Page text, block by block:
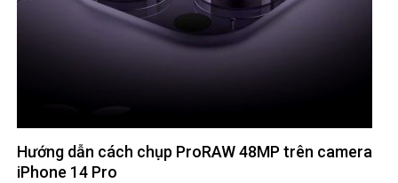
Hướng dẫn cách chụp ProRAW 48MP trên camera
iPhone 14 Pro